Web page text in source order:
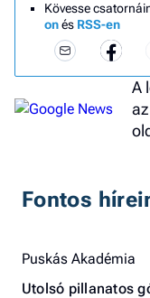
Kövesse
onés RSS-en
A
az
Fontos
Puskás Akadémia
Utolsó pillanatos